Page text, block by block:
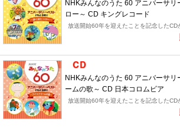
NHKみんなのうた 60 アニバーサ
ロー～ CD キングレコード
放送開始60年を迎えたことを記念したCD
NHKみんなのうた 60 アニバーサリ
ームの歌～ CD 日本コロムビア
放送開始60年を迎えたことを記念したCD